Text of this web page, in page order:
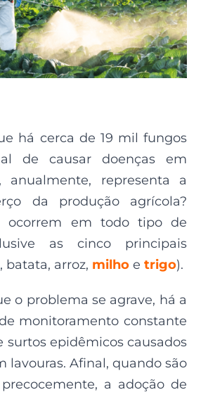
há cerca de 19 mil fungos
de causar doenças em
anualmente, representa a
da produção agrícola?
ocorrem em todo tipo de
as cinco principais
, batata, arroz, milho e trigo).
o problema se agrave, há a
monitoramento constante
surtos epidêmicos causados
lavouras. Afinal, quando são
a adoção de